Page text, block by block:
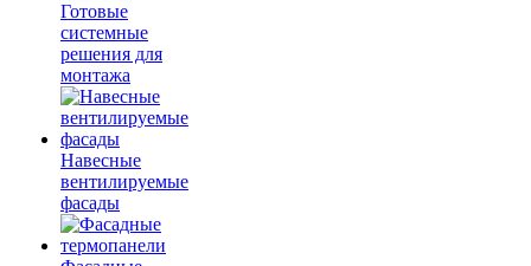
Готовые
системные
решения для
монтажа
Навесные
вентилируемые
фасады